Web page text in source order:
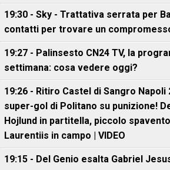
19:30 - Sky - Trattativa serrata per
contatti per trovare un
19:27 - Palinsesto CN24 TV, la
settimana: cosa vedere oggi?
19:26 - Ritiro Castel di Sangro Napoli
super-gol di Politano su punizione!
Hojlund in partitella, piccolo
Laurentiis in campo | VIDEO
19:15 - Del Genio esalta Gabriel